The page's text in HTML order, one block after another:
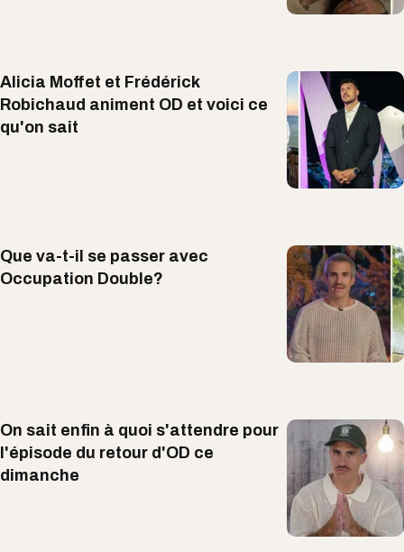
Alicia Moffet et Frédérick
Robichaud animent OD et voici ce
qu'on sait
Que va-t-il se passer avec
Occupation Double?
On sait enfin à quoi s'attendre pour
l'épisode du retour d'OD ce
dimanche